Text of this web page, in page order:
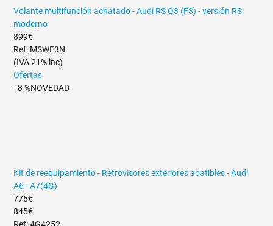
Volante multifunción achatado - Audi RS Q3 (F3) - versión RS
moderno
899€
Ref: MSWF3N
(IVA 21% inc)
Ofertas
- 8 %NOVEDAD
Kit de reequipamiento - Retrovisores exteriores abatibles - Audi
A6 - A7(4G)
775€
845€